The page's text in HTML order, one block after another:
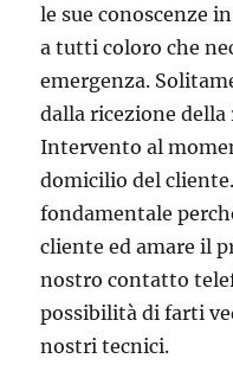
le sue conoscenze
a tutti coloro che
emergenza.
dalla ricezione
Intervento al
domicilio del
fondamentale
cliente ed amare il
nostro contatto
possibilità di farti
nostri tecnici.